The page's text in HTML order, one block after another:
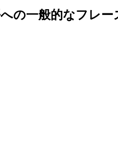
の一般的なフレー